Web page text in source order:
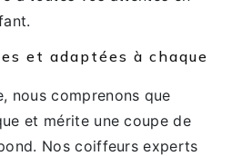
et adaptées à chaque
nous comprenons que
et mérite une coupe de
Nos coiffeurs experts